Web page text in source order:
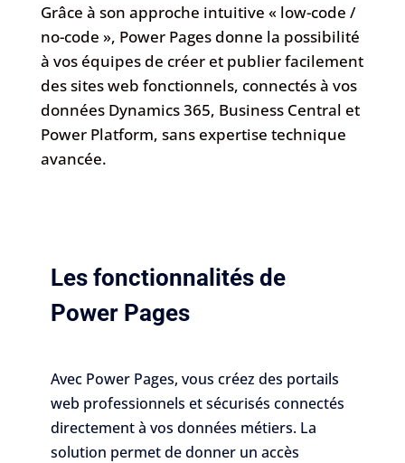
Grâce à son approche intuitive « low-code /
no-code », Power Pages donne la possibilité
à vos équipes de créer et publier facilement
des sites web fonctionnels, connectés à vos
données Dynamics 365, Business Central et
Power Platform, sans expertise technique
avancée.
Les fonctionnalités de
Power Pages
Avec Power Pages, vous créez des portails
web professionnels et sécurisés connectés
directement à vos données métiers. La
solution permet de donner un accès